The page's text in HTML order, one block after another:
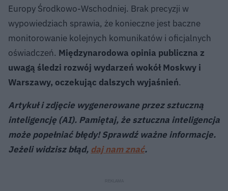
Europy Środkowo-Wschodniej. Brak precyzji w
wypowiedziach sprawia, że konieczne jest baczne
monitorowanie kolejnych komunikatów i oficjalnych
oświadczeń. Międzynarodowa opinia publiczna z
uwagą śledzi rozwój wydarzeń wokół Moskwy i
Warszawy, oczekując dalszych wyjaśnień.
Artykuł i zdjęcie wygenerowane przez sztuczną
inteligencję (AI). Pamiętaj, że sztuczna inteligencja
może popełniać błędy! Sprawdź ważne informacje.
Jeżeli widzisz błąd, daj nam znać.